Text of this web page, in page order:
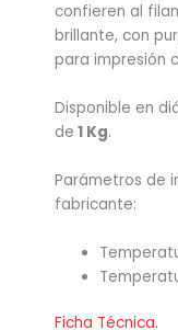
confieren al
brillante, con
para impresión
Disponible en
de 1 Kg.
Parámetros de
fabricante:
Ficha Técnica.